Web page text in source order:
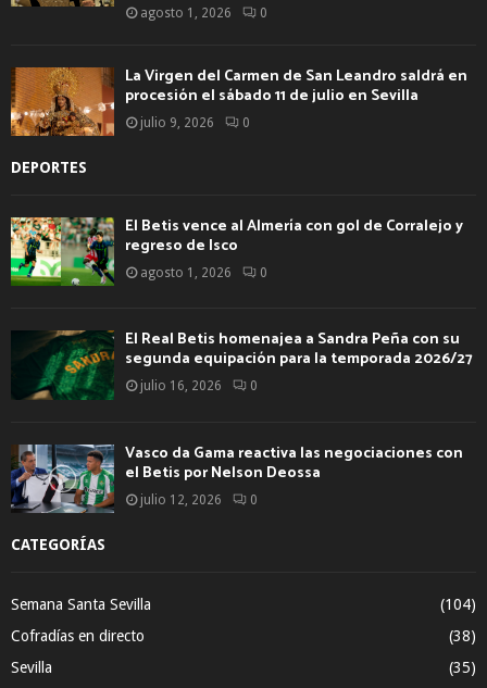
agosto 1, 2026 0
La Virgen del Carmen de San Leandro saldrá en
procesión el sábado 11 de julio en Sevilla
julio 9, 2026 0
DEPORTES
El Betis vence al Almería con gol de Corralejo y
regreso de Isco
agosto 1, 2026 0
El Real Betis homenajea a Sandra Peña con su
segunda equipación para la temporada 2026/27
julio 16, 2026 0
Vasco da Gama reactiva las negociaciones con
el Betis por Nelson Deossa
julio 12, 2026 0
CATEGORÍAS
Semana Santa Sevilla
(104)
Cofradías en directo
(38)
Sevilla
(35)